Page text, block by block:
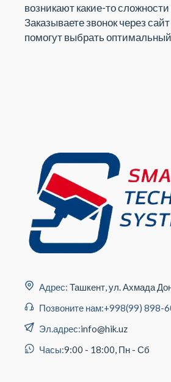
возникают какие-то
Заказываете звонок через
помогут выбрать
Адрес: Ташкент, ул. Ахмада
Позвоните нам:+998(99) 898-
Эл.адрес:info@hik.uz
Часы:9:00 - 18:00, Пн - Сб